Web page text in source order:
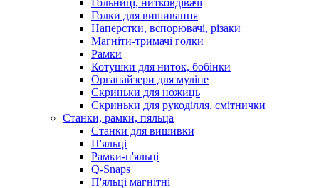
Голки для вишивання
Наперстки, вспорювачі, різаки
Магніти-тримачі голки
Рамки
Котушки для ниток, бобінки
Органайзери для муліне
Скриньки для ножиць
Скриньки для рукоділля, смітнички
Станки, рамки, пяльца
Станки для вишивки
П'яльці
Рамки-п'яльці
Q-Snaps
П'яльці магнітні